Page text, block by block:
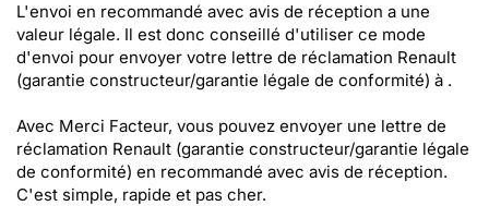
L'envoi en recommandé avec avis de réception a une
valeur légale. Il est donc conseillé d'utiliser ce mode
d'envoi pour envoyer votre lettre de réclamation Renault
(garantie constructeur/garantie légale de conformité) à .
Avec Merci Facteur, vous pouvez envoyer une lettre de
réclamation Renault (garantie constructeur/garantie légale
de conformité) en recommandé avec avis de réception.
C'est simple, rapide et pas cher.